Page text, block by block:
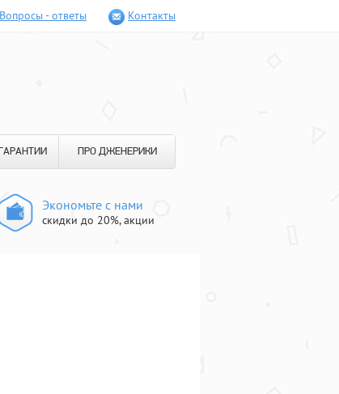
Вопросы - ответы Контакты
ГАРАНТИИ ПРО ДЖЕНЕРИКИ
Экономьте с нами
скидки до 20%, акции